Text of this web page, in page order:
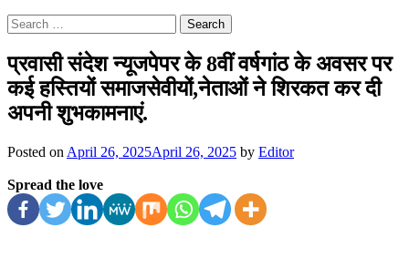
Search
for:
प्रवासी संदेश न्यूजपेपर के 8वीं वर्षगांठ के अवसर पर
कई हस्तियों समाजसेवीयों,नेताओं ने शिरकत कर दी
अपनी शुभकामनाएं.
Posted on April 26, 2025April 26, 2025 by Editor
Spread the love